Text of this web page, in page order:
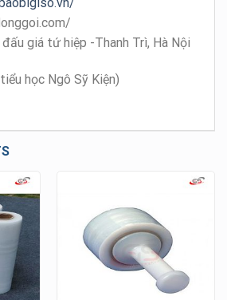
giá tứ hiệp -Thanh Trì, Hà Nội
học Ngô Sỹ Kiện)